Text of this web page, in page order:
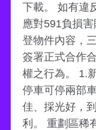
下載。 如有違
應對591負損
登物件內容，
簽署正式合作
權之行為。 1.
停車可停兩部
佳、採光好，
利。 重劃區稀